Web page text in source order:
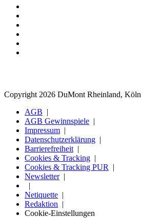
Copyright 2026 DuMont Rheinland, Köln
AGB
AGB Gewinnspiele
Impressum
Datenschutzerklärung
Barrierefreiheit
Cookies & Tracking
Cookies & Tracking PUR
Newsletter
Netiquette
Redaktion
Cookie-Einstellungen